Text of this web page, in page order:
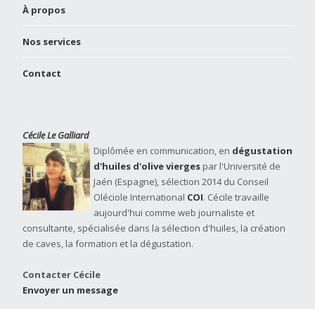
À propos
Nos services
Contact
Cécile Le Galliard
Diplômée en communication, en dégustation
d'huiles d'olive vierges par l'Université de
Jaén (Espagne), sélection 2014 du Conseil
Oléciole International COI. Cécile travaille
aujourd'hui comme web journaliste et
consultante, spécialisée dans la sélection d'huiles, la création
de caves, la formation et la dégustation.
Contacter Cécile
Envoyer un message